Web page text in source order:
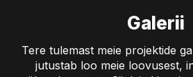
Galerii
Tere tulemast meie projektide
jutustab loo meie loovusest,